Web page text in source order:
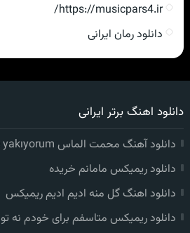
https://musicpars4.ir/
دانلود رمان ایرانی
دانلود اهنگ برتر ایرانی
دانلود آهنگ محمت الماس gidene yakıyorum
دانلود ریمیکس مامانم خریده
دانلود اهنگ گل منه ادیم ادیم ریمیکس
دانلود ریمیکس متاسفم برای خودم نه تو